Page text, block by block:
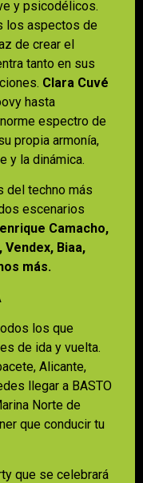
y psicodélicos.
los aspectos de
de crear el
tanto en sus
Clara Cuvé
hasta
espectro de
propia armonía,
y la dinámica.
del techno más
escenarios
Camacho,
Biaa,
más.
los que
de ida y vuelta.
Alicante,
llegar a BASTO
Norte de
que conducir tu
que se celebrará